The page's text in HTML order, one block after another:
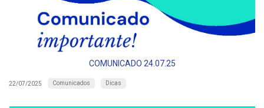
COMUNICADO 24.07.25
22/07/2025 Comunicados Dicas